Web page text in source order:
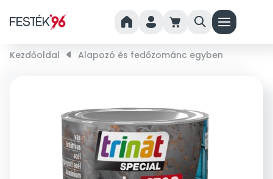
home person cart search menu
Kezdőoldal right_small Alapozó és fedőzománc egyben